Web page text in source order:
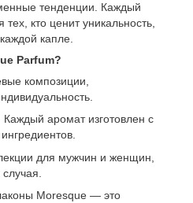
тенденции. Каждый
кто ценит уникальность,
капле.
Parfum?
композиции,
Каждый аромат изготовлен с
для мужчин и женщин,
Moresque — это